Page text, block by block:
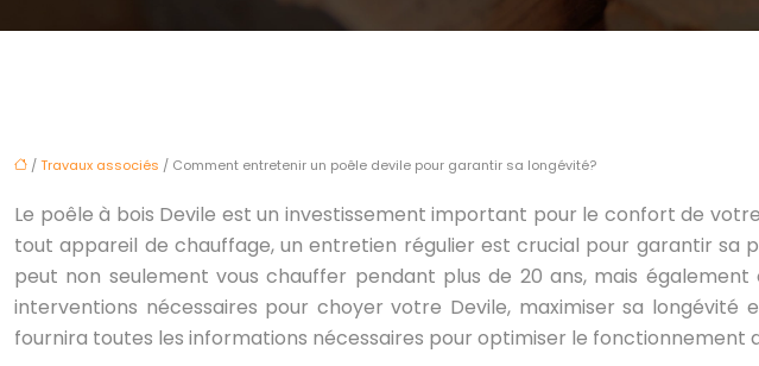
/Travaux associés / Comment entretenir un poêle devile pour garantir sa longévité?
Le poêle à bois Devile est un investissement important pour le confort de
tout appareil de chauffage, un entretien régulier est crucial pour garantir sa
peut non seulement vous chauffer pendant plus de 20 ans, mais
interventions nécessaires pour choyer votre Devile, maximiser sa
fournira toutes les informations nécessaires pour optimiser le